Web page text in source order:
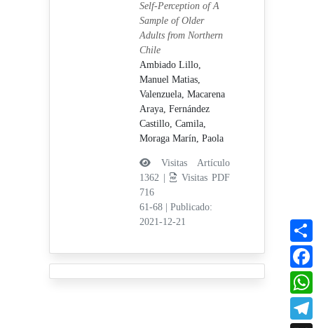
Self-Perception of A
Sample of Older
Adults from Northern
Chile
Ambiado Lillo,
Manuel Matias,
Valenzuela, Macarena
Araya, Fernández
Castillo, Camila,
Moraga Marín, Paola
Visitas Artículo
1362 |
Visitas PDF
716
61-68
Publicado:
2021-12-21